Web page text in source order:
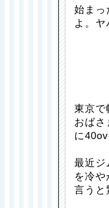
始まっ
よ。
東京で
おば
に
最近ジ
を冷
言うと